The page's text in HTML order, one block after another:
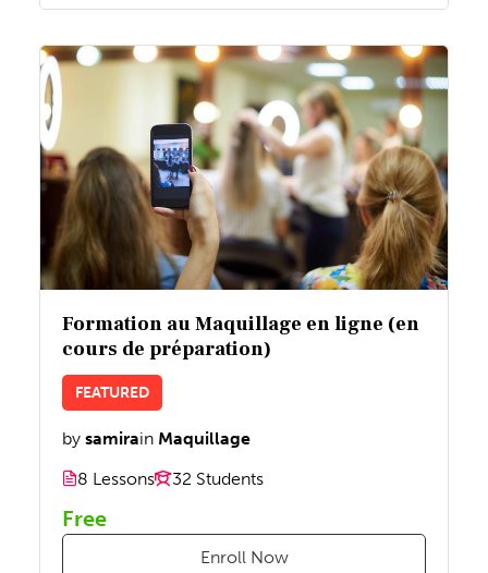
Formation au Maquillage en ligne (en
cours de préparation)
FEATURED
by samirain Maquillage
8 Lessons
32 Students
Free
Enroll Now